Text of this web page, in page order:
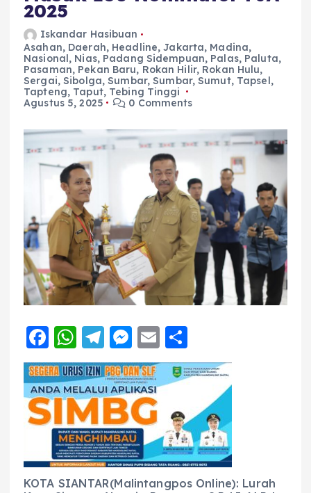
2025
Iskandar Hasibuan
Asahan, Daerah, Headline,Jakarta, Madina,
Nasional, Nias, Padang Sidempuan, Palas, Paluta,
Pasaman, Pekan Baru, Rokan Hilir, Rokan Hulu,
Sergai,Sibolga,Sumbar,Sumbar,Sumut, Tapsel,
Tapteng, Taput, Tebing Tinggi
Agustus 5, 2025
0 Comments
F
a
c
e
b
o
o
W
h
a
ts
A
p
p
T
el
e
g
r
a
m
M
e
ss
e
n
g
er
E
m
ai
h
a
re
KOTA SIANTAR(Malintangpos Online): Lurah